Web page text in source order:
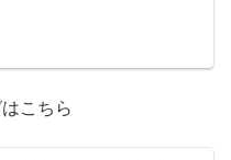
こちら